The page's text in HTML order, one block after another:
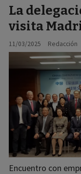
La
visita
Redacción
11/03/2025
Encuentro con